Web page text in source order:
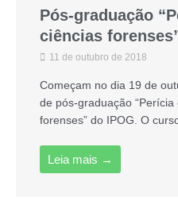
Pós-graduação
ciências
11 de outubro de 2018
Começam no dia 19 de
de pós-graduação
forenses” do IPOG. O
Leia mais →